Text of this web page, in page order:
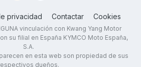
privacidad Contactar Cookies
vinculación con Kwang Yang Motor
su filial en España KYMCO Moto España,
S.A.
en esta web son propiedad de sus
dueños.